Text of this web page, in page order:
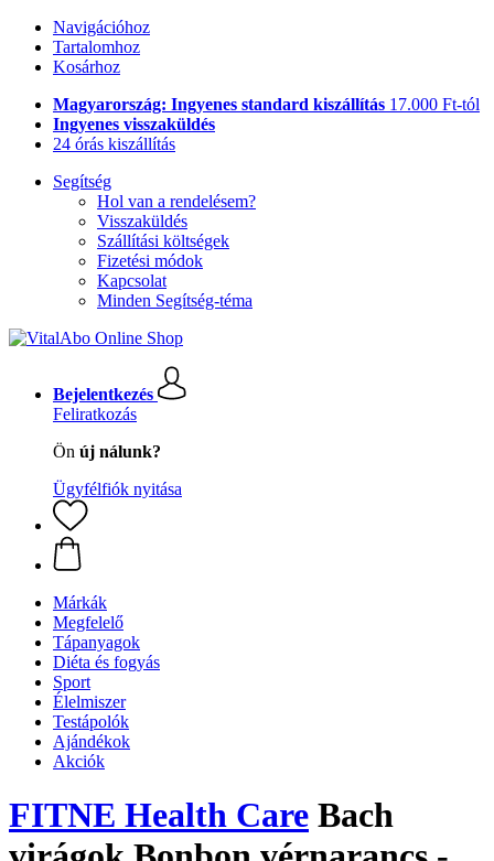
Navigációhoz
Tartalomhoz
Kosárhoz
Magyarország: Ingyenes standard kiszállítás 17.000 Ft-tól
Ingyenes visszaküldés
24 órás kiszállítás
Segítség
Hol van a rendelésem?
Visszaküldés
Szállítási költségek
Fizetési módok
Kapcsolat
Minden Segítség-téma
Bejelentkezés
Feliratkozás
Ön új nálunk?
Ügyfélfiók nyitása
Márkák
Megfelelő
Tápanyagok
Diéta és fogyás
Sport
Élelmiszer
Testápolók
Ajándékok
Akciók
FITNE Health Care Bach